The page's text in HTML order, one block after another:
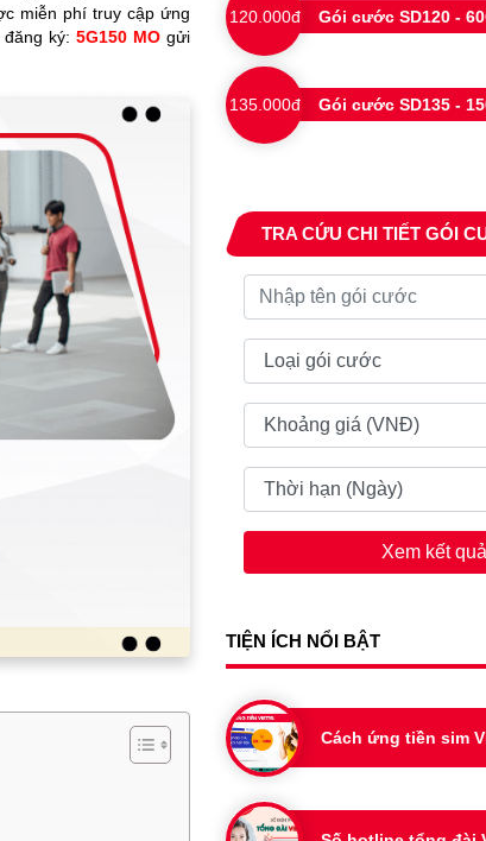
miễn phí truy cập ứng
đăng ký:5G150 MO gửi
120.000đ Gói cước SD120 -
135.000đ Gói cước SD135 -
TRA CỨU CHI TIẾT GÓI
Xem kết quả
TIỆN ÍCH NỔI BẬT
Cách ứng tiền sim